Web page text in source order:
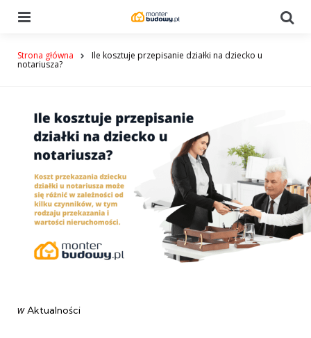
Strona główna Ile kosztuje przepisanie działki na dziecko u
notariusza?
Categories
post
w Aktualności